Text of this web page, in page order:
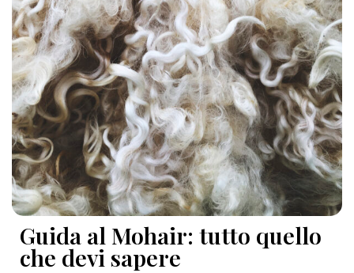
Guida al Mohair: tutto quello
che devi sapere